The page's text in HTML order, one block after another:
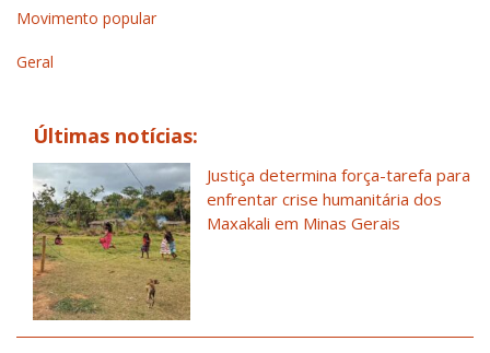
Movimento popular
Geral
Últimas notícias:
Justiça determina força-tarefa para
enfrentar crise humanitária dos
Maxakali em Minas Gerais